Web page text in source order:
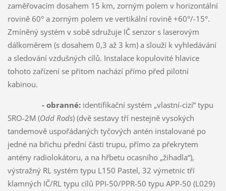
zaměřovacím dosahem 15 km, zorným polem v horizontální
rovině 60° a zorným polem ve vertikální rovině +60°/-15°.
Zmíněný systém v sobě sdružuje IČ senzor s laserovým
dálkoměrem (s dosahem 0,3 až 3 km) a slouží k vyhledávání
a sledování vzdušných cílů. Instalace kopulovité hlavice
tohoto zařízení se přitom nachází přímo před pilotní
kabinou.
- obranné:identifikační systém „vlastní-cizí“ typu
SRO-2M (Odd Rods) (dvě sestavy tří nestejně vysokých
tandemově uspořádaných tyčových antén instalované po
jedné na břichu přední části trupu, přímo za překrytem
antény radiolokátoru, a na hřbetu ocasního „žihadla“),
výstražný RL systém typu L150 Pastel, 32 výmetnic tří
klamných IČ/RL typu cílů PPI-50/PPR-50 typu APP-50 (L029)